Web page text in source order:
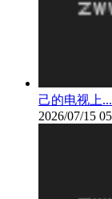
己的电视上...
2026/07/15